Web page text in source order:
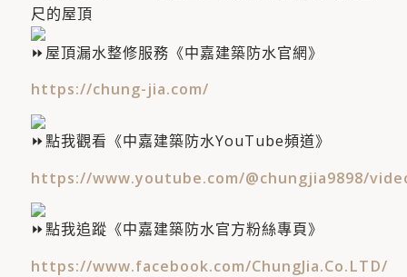
尺的屋頂
屋頂漏水整修服務《中嘉建築防水官網》
https://chung-jia.com/
點我觀看《中嘉建築防水YouTube頻道》
https://www.youtube.com/@chungjia9898/
點我追蹤《中嘉建築防水官方粉絲專頁》
https://www.facebook.com/ChungJia.Co.LTD/